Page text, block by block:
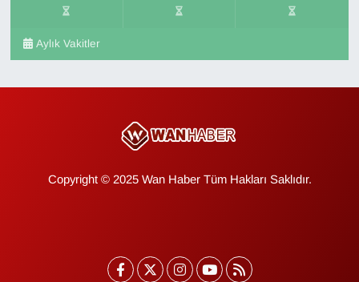
Aylık Vakitler
Copyright © 2025 Wan Haber Tüm Hakları Saklıdır.